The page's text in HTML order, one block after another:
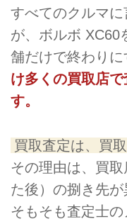
すべてのクルマ
が、ボルボ XC60
舗だけで終わりに
け多くの買取店
す。
買取査定は、買
その理由は、買
た後）の捌き先が
そもそも査定士